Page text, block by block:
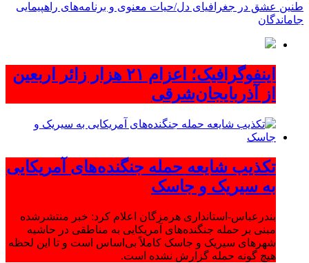
طنین عشق در جغرافیای دل/حیات معنوی و برنامه‌های راهپیمایی
جاماندگان
اینفوگرافیک؛ اعزام ۲۱ هزار زائر اربعین
از آذربایجان‌شرقی
تکذیب شایعه حمله جنگنده‌های آمریکایی
به سیریک و جاسک
بندرعباس-استانداری هرمزگان اعلام کرد: خبر منتشرشده
مبنی بر حمله جنگنده‌های آمریکایی به مناطقی در حاشیه
شهرهای سیریک و جاسک کاملاً بی‌اساس است و تا این لحظه
هیچ گونه حمله گزارش نشده است.